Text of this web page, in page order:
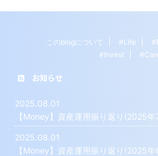
このblogについて #Life
#Invest
お知らせ
2025.08.01
【Money】資産運用振り返り(2025年
2025.08.01
【Money】資産運用振り返り(2025年